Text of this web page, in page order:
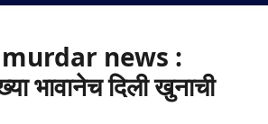
news :
भावानेच दिली खुनाची